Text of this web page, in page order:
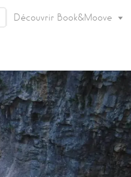
Découvrir Book&Moove